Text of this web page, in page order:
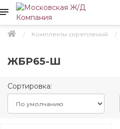
Комплекты скреплений
ЖБР65-Ш
Сортировка: